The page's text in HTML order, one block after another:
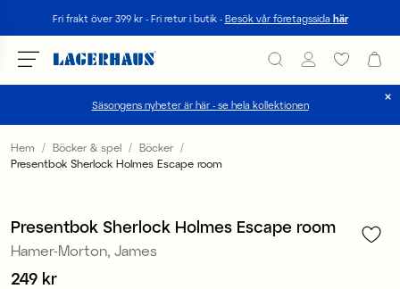
Fri frakt över 399 kr - Fri retur i butik - Besök vår företagssida här
Säsongens nyheter är här - se hela kollektionen
Välj språk / valuta
NO / NKR
Hem Böcker & spel
Böcker
Presentbok Sherlock Holmes Escape room
Presentbok Sherlock Holmes Escape room
Hamer-Morton, James
Pris :249 kr
249 kr